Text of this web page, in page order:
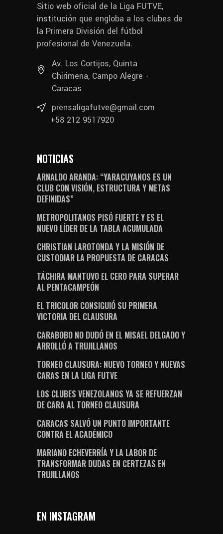
Sitio web oficial de la Liga FUTVE,
institución que engloba a los clubes de
la Primera División del fútbol
profesional de Venezuela.
Av. Los Cortijos, Quinta
Chirimena, Campo Alegre -
Caracas
prensaligafutve@gmail.com
+58 212 9517920
NOTICIAS
ARNALDO ARANDA: “YARACUYANOS ES UN
CLUB CON VISIÓN, ESTRUCTURA Y METAS
DEFINIDAS”
METROPOLITANOS PISÓ FUERTE Y ES EL
NUEVO LÍDER DE LA TABLA ACUMULADA
CHRISTIAN LAROTONDA Y LA MISIÓN DE
CUSTODIAR LA PROPUESTA DE CARACAS
TÁCHIRA MANTUVO EL CERO PARA SUPERAR
AL PENTACAMPEÓN
EL TRICOLOR CONSIGUIÓ SU PRIMERA
VICTORIA DEL CLAUSURA
CARABOBO NO DUDÓ EN EL MISAEL DELGADO Y
ARROLLÓ A TRUJILLANOS
TORNEO CLAUSURA: NUEVO TORNEO Y NUEVAS
CARAS EN LA LIGA FUTVE
LOS CLUBES VENEZOLANOS YA SE REFUERZAN
DE CARA AL TORNEO CLAUSURA
CARACAS SALVÓ UN PUNTO IMPORTANTE
CONTRA EL ACADÉMICO
MARIANO ECHEVERRÍA Y LA LABOR DE
TRANSFORMAR DUDAS EN CERTEZAS EN
TRUJILLANOS
EN INSTAGRAM